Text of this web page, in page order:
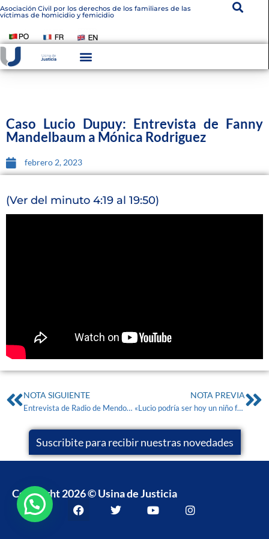
Asociación Civil por los derechos de los familiares de las
víctimas de homicidio y femicidio
Caso Lucio Dupuy: Entrevista de Fanny
Mandelbaum a Mónica Rodriguez
febrero 2, 2023
(Ver del minuto 4:19 al 19:50)
NOTA SIGUIENTE
Entrevista de Radio de Mendoza a Mónica Rodriguez – Caso Lucio Dupuy
NOTA PREVIA
«Lucio podría ser hoy un niño feliz» por Raquel Berthi
Suscribite para recibir nuestras novedades
Copyright 2026 © Usina de Justicia